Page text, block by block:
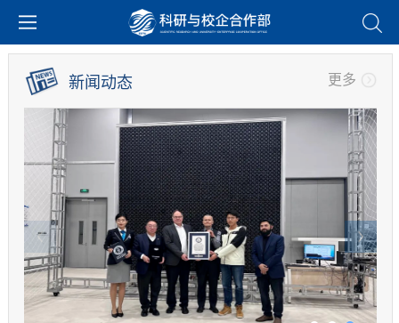
新闻动态 更多